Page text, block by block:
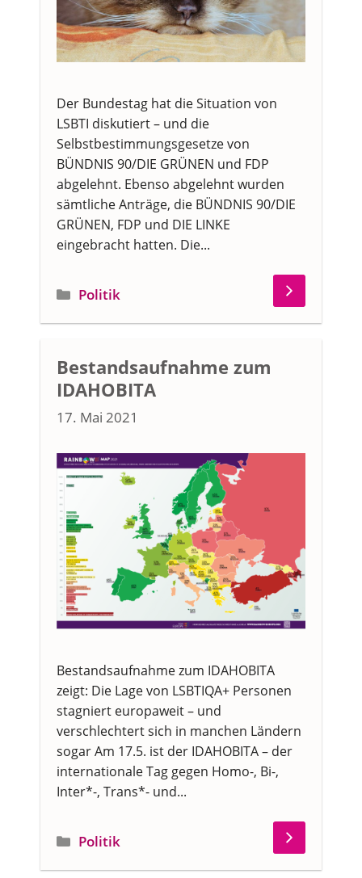
Der Bundestag hat die Situation von
LSBTI diskutiert – und die
Selbstbestimmungsgesetze von
BÜNDNIS 90/DIE GRÜNEN und FDP
abgelehnt. Ebenso abgelehnt wurden
sämtliche Anträge, die BÜNDNIS 90/DIE
GRÜNEN, FDP und DIE LINKE
eingebracht hatten. Die...
Kategorien
Politik
Bestandsaufnahme zum
IDAHOBITA
17. Mai 2021
Bestandsaufnahme zum IDAHOBITA
zeigt: Die Lage von LSBTIQA+ Personen
stagniert europaweit – und
verschlechtert sich in manchen Ländern
sogar Am 17.5. ist der IDAHOBITA – der
internationale Tag gegen Homo-, Bi-,
Inter*-, Trans*- und...
Kategorien
Politik